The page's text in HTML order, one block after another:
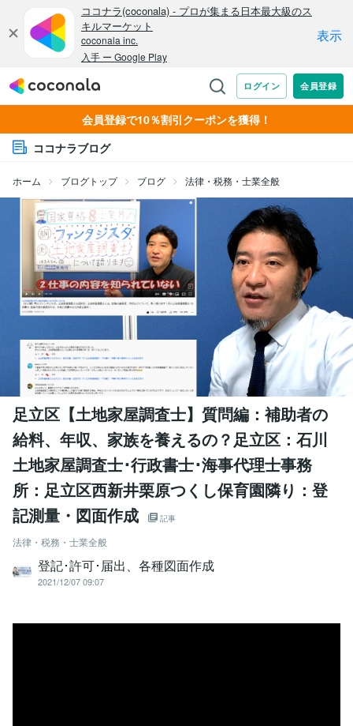
会員登録で10％割引クーポンを獲得！
ココナラブログ
ホーム ブログトップ ブログ 法律・税務・士業全般
足立区【土地家屋調査士】質問編：補助者の
給料、年収、家族を養えるの？足立区：石川
土地家屋調査士･行政書士･海事代理士事務
所：足立区西新井栗原つくし保育園隣り：登
記測量・図面作成
記事
法律・税務・士業全般
登記･許可･届出、各種図面作成
2021/12/07 09:07